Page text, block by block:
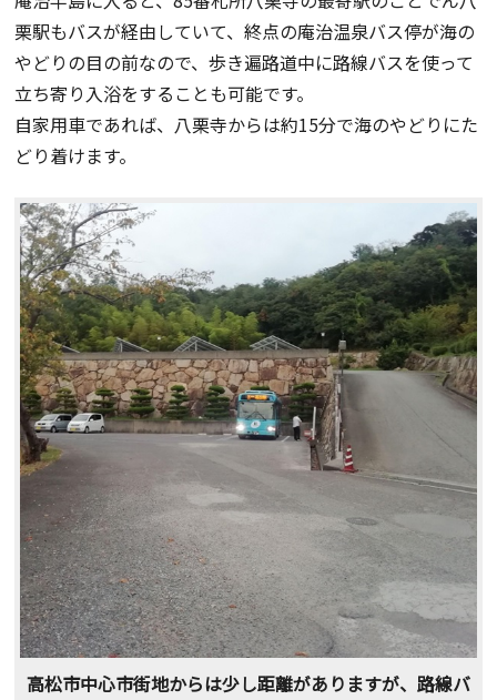
栗駅もバスが経由していて、終点の庵治温泉バス停が海の
やどりの目の前なので、歩き遍路道中に路線バスを使って
立ち寄り入浴をすることも可能です。
自家用車であれば、八栗寺からは約15分で海のやどりにた
どり着けます。
高松市中心市街地からは少し距離がありますが、路線バ